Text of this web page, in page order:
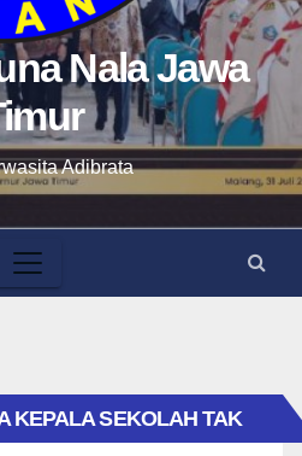
Nala Jawa
Adibrata
KEPALA SEKOLAH TAK